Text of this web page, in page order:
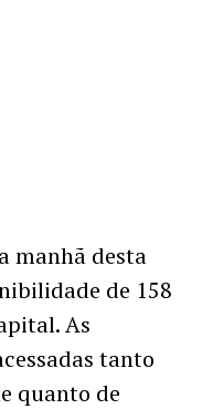
manhã desta
de 158
As
tanto
quanto de